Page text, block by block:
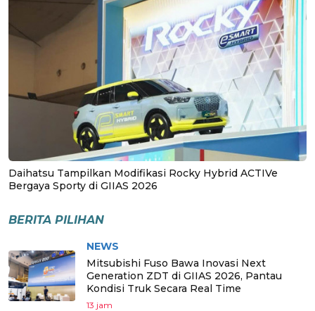
Daihatsu Tampilkan Modifikasi Rocky Hybrid ACTIVe
Bergaya Sporty di GIIAS 2026
BERITA PILIHAN
NEWS
Mitsubishi Fuso Bawa Inovasi Next
Generation ZDT di GIIAS 2026, Pantau
Kondisi Truk Secara Real Time
13 jam